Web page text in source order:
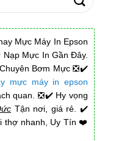
Mực Máy In Epson
Nạp Mực In Gần Đây.
Bơm Mực ❎✔️
mực máy in epson
quan. ❎✔️ Hy vọng
Tận nơi, giá rẻ. ✔️
thợ nhanh, Uy Tín ❤️